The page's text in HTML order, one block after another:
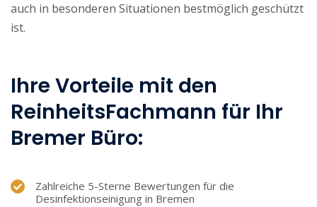
auch in besonderen Situationen bestmöglich geschützt
ist.
Ihre Vorteile mit den
ReinheitsFachmann für Ihr
Bremer Büro:
Zahlreiche 5-Sterne Bewertungen für die
Desinfektionseinigung in Bremen